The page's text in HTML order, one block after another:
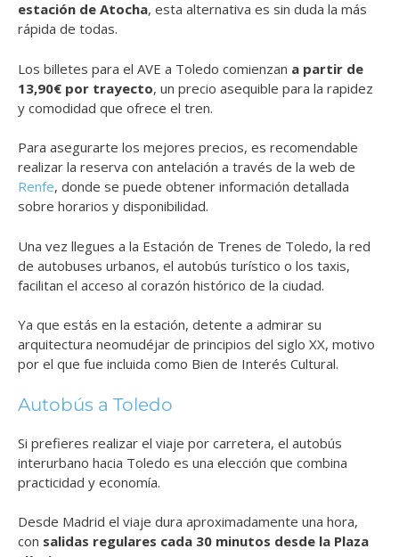
estación de Atocha, esta alternativa es sin duda la más
rápida de todas.
Los billetes para el AVE a Toledo comienzan a partir de
13,90€ por trayecto, un precio asequible para la rapidez
y comodidad que ofrece el tren.
Para asegurarte los mejores precios, es recomendable
realizar la reserva con antelación a través de la web de
Renfe, donde se puede obtener información detallada
sobre horarios y disponibilidad.
Una vez llegues a la Estación de Trenes de Toledo, la red
de autobuses urbanos, el autobús turístico o los taxis,
facilitan el acceso al corazón histórico de la ciudad.
Ya que estás en la estación, detente a admirar su
arquitectura neomudéjar de principios del siglo XX, motivo
por el que fue incluida como Bien de Interés Cultural.
Autobús a Toledo
Si prefieres realizar el viaje por carretera, el autobús
interurbano hacia Toledo es una elección que combina
practicidad y economía.
Desde Madrid el viaje dura aproximadamente una hora,
con salidas regulares cada 30 minutos desde la Plaza